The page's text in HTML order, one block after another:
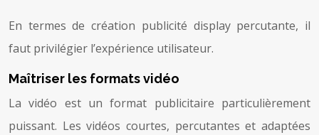
En termes de création publicité display percutante, il
faut privilégier l’expérience utilisateur.
Maîtriser les formats vidéo
La vidéo est un format publicitaire particulièrement
puissant. Les vidéos courtes, percutantes et adaptées